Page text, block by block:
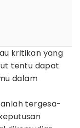
kritikan yang
tentu dapat
dalam
tergesa-